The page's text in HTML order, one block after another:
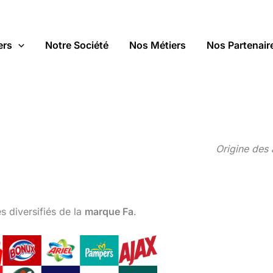
Notre Société Nos Métiers Nos
Origine des
diversifiés de la marque Fa.